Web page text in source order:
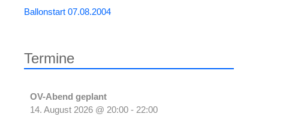
Ballonstart 07.08.2004
Termine
OV-Abend geplant
14. August 2026 @ 20:00 - 22:00